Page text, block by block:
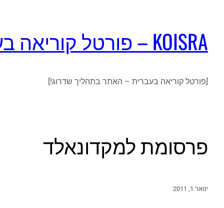
KOISRA – פורטל קוריאה בעברית
[פורטל קוריאה בעברית – האתר בתהליך שדרוג!]
פרסומת למקדונאלד
ינואר 1, 2011